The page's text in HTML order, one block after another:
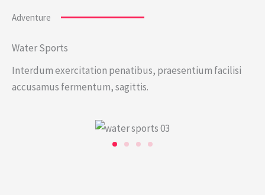
Adventure
Water Sports
Interdum exercitation penatibus, praesentium facilisi
accusamus fermentum, sagittis.